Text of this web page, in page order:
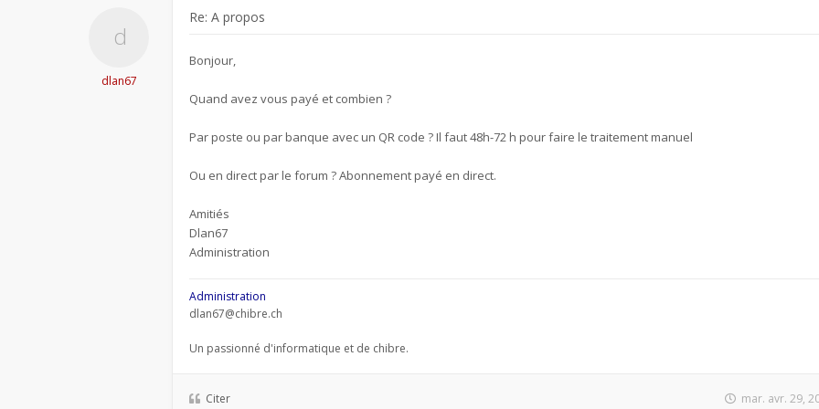
dlan67
Re: A propos
Bonjour,
Quand avez vous payé et combien ?
Par poste ou par banque avec un QR code ? Il faut 48h-72 h pour faire le traitement manuel
Ou en direct par le forum ? Abonnement payé en direct.
Amitiés
Dlan67
Administration
Administration
dlan67@chibre.ch
Un passionné d'informatique et de chibre.
Citer mar. avr. 29,